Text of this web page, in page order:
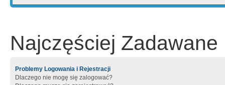
Najczęściej Zadawane
Problemy Logowania i Rejestracji
Dlaczego nie mogę się zalogować?